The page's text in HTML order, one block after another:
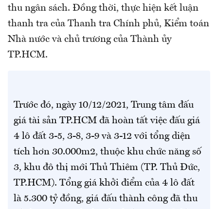
thu ngân sách. Đồng thời, thực hiện kết luận
thanh tra của Thanh tra Chính phủ, Kiểm toán
Nhà nước và chủ trương của Thành ủy
TP.HCM.
Trước đó, ngày 10/12/2021, Trung tâm đấu
giá tài sản TP.HCM đã hoàn tất việc đấu giá
4 lô đất 3-5, 3-8, 3-9 và 3-12 với tổng diện
tích hơn 30.000m2, thuộc khu chức năng số
3, khu đô thị mới Thủ Thiêm (TP. Thủ Đức,
TP.HCM). Tổng giá khởi điểm của 4 lô đất
là 5.300 tỷ đồng, giá đấu thành công đã thu